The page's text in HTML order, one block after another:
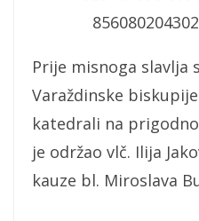
Prije misnoga slavlja
Varaždinske
katedrali na
je održao vlč. Ilija
kauze bl. Miroslava